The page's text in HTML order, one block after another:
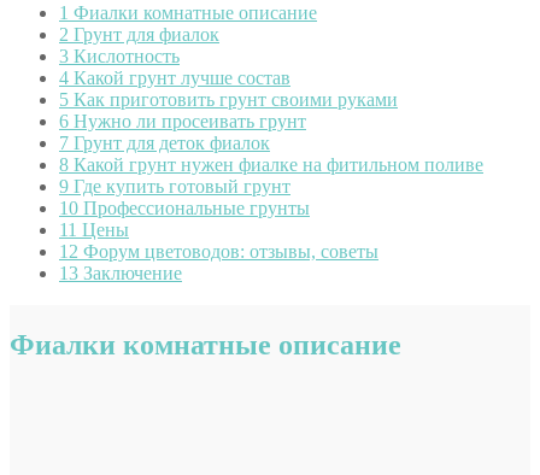
1 Фиалки комнатные описание
2 Грунт для фиалок
3 Кислотность
4 Какой грунт лучше состав
5 Как приготовить грунт своими руками
6 Нужно ли просеивать грунт
7 Грунт для деток фиалок
8 Какой грунт нужен фиалке на фитильном поливе
9 Где купить готовый грунт
10 Профессиональные грунты
11 Цены
12 Форум цветоводов: отзывы, советы
13 Заключение
Фиалки комнатные описание